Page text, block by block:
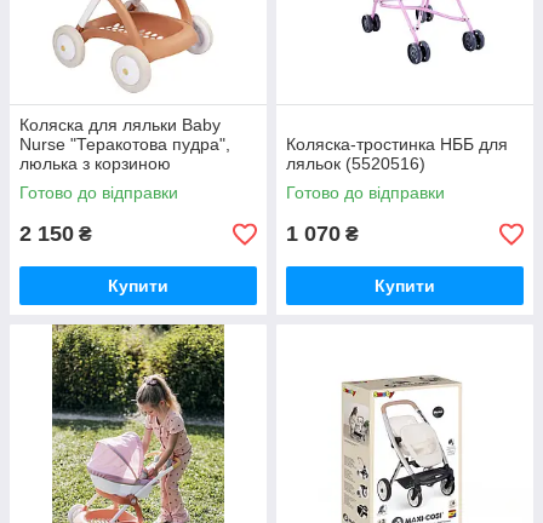
Коляска для ляльки Baby
Nurse "Теракотова пудра",
люлька з корзиною
(7600254124)
Готово до відправки
2 150 ₴
Купити
Коляска-тростинка НББ для
ляльок (5520516)
Готово до відправки
1 070 ₴
Купити